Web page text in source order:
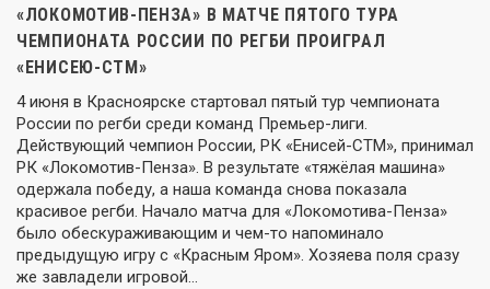
«ЛОКОМОТИВ-ПЕНЗА» В МАТЧЕ ПЯТОГО ТУРА
ЧЕМПИОНАТА РОССИИ ПО РЕГБИ ПРОИГРАЛ
«ЕНИСЕЮ-СТМ»
4 июня в Красноярске стартовал пятый тур чемпионата
России по регби среди команд Премьер-лиги.
Действующий чемпион России, РК «Енисей-СТМ», принимал
РК «Локомотив-Пенза». В результате «тяжёлая машина»
одержала победу, а наша команда снова показала
красивое регби. Начало матча для «Локомотива-Пенза»
было обескураживающим и чем-то напоминало
предыдущую игру с «Красным Яром». Хозяева поля сразу
же завладели игровой…